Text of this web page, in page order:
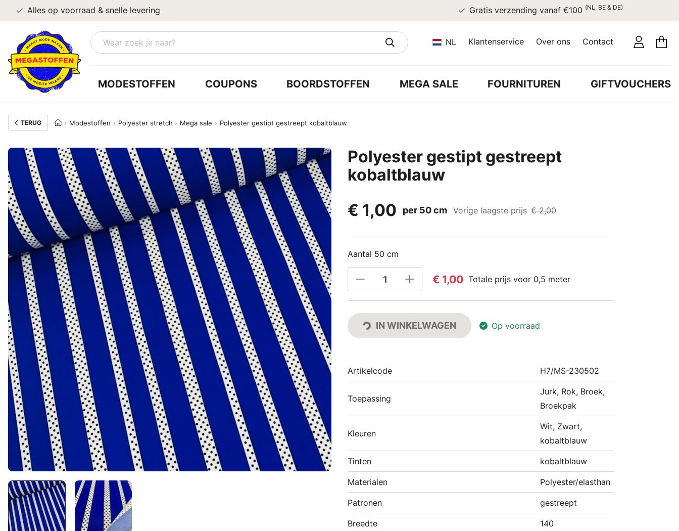
Alles op voorraad & snelle levering Gratis verzending vanaf €100 (NL, BE & DE)
NL Klantenservice Over ons Contact
MODESTOFFEN COUPONS BOORDSTOFFEN MEGA SALE FOURNITUREN GIFTVOUCHERS
TERUG Modestoffen Polyester stretch Mega sale Polyester gestipt gestreept kobaltblauw
Polyester gestipt gestreept
kobaltblauw
€ 1,00
per 50 cm Vorige laagste prijs € 2,00
Aantal 50 cm
€ 1,00 Totale prijs voor 0,5 meter
IN WINKELWAGEN Op voorraad
Artikelcode H7/MS-230502
Toepassing
Jurk, Rok, Broek,
Broekpak
Kleuren
Wit, Zwart,
kobaltblauw
Tinten kobaltblauw
Materialen Polyester/elasthan
Patronen gestreept
Breedte 140